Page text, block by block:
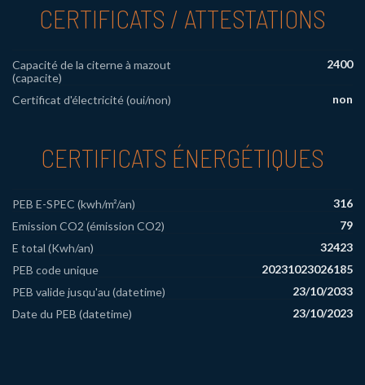
CERTIFICATS / ATTESTATIONS
Capacité de la citerne à mazout
(capacite)
2400
Certificat d'électricité (oui/non) non
CERTIFICATS ÉNERGÉTIQUES
PEB E-SPEC (kwh/m²/an)
316
Emission CO2 (émission CO2)
79
E total (Kwh/an)
32423
PEB code unique
20231023026185
PEB valide jusqu'au (datetime)
23/10/2033
Date du PEB (datetime)
23/10/2023